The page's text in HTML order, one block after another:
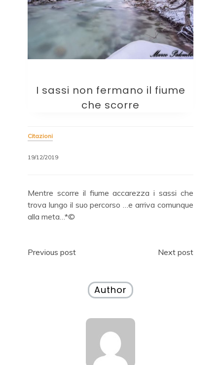
I sassi non fermano il fiume
che scorre
Citazioni
19/12/2019
Mentre scorre il fiume accarezza i sassi che
trova lungo il suo percorso …e arriva comunque
alla meta…*©️
Navigazione
Previous post Next post
Author